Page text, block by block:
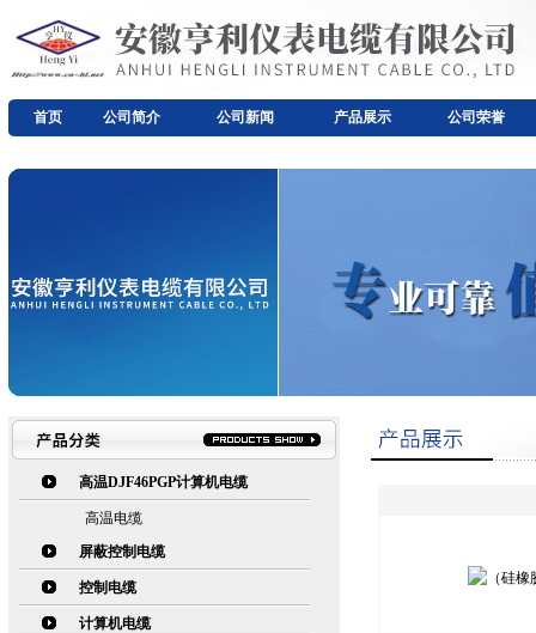
首页 公司简介 公司新闻 产品展示 公司荣誉
高温DJF46PGP计算机电缆
高温电缆
屏蔽控制电缆
控制电缆
计算机电缆